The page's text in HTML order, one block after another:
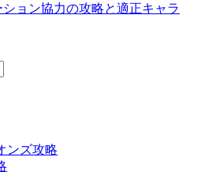
ョン協力の攻略と適正キャラ
ンズ攻略